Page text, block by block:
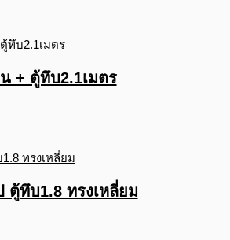
+ ตู้ทึบ2.1เมตร
ทึบ1.8 ทรงเหลี่ยม